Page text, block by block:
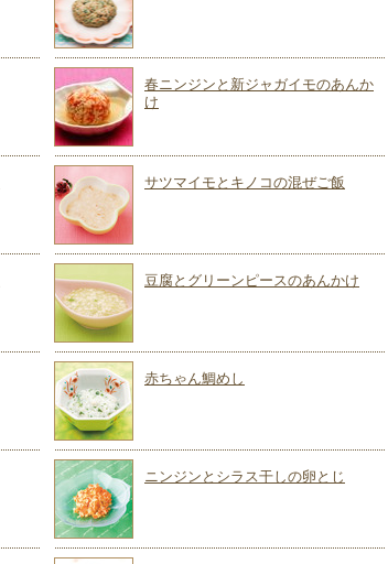
春ニンジンと新ジャガイモのあんか
け
サツマイモとキノコの混ぜご飯
豆腐とグリーンピースのあんかけ
赤ちゃん鯛めし
ニンジンとシラス干しの卵とじ